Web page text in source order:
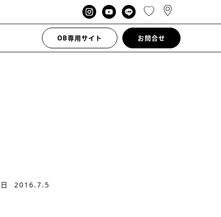
OB専用サイト お問合せ
日 2016.7.5